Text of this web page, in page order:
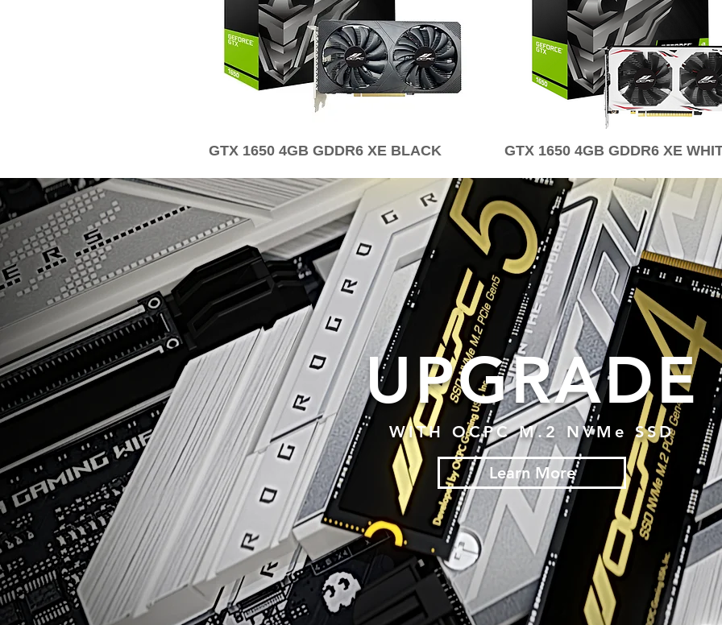
GTX 1650 4GB GDDR6 XE BLACK GTX 1650 4GB GDDR6 XE
UPGRADE
WITH OCPC M.2 NVMe SSD
Learn More